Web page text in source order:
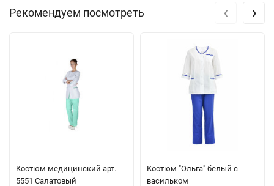
Рекомендуем посмотреть
Костюм медицинский арт.
5551 Салатовый
Костюм "Ольга" белый с
васильком
‹ ›